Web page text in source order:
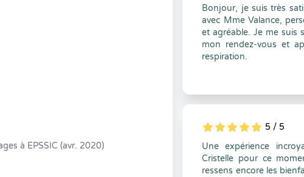
à EPSSIC (avr. 2020)
Bonjour, je suis très
avec Mme Valance,
et agréable. Je me suis
mon rendez-vous et
respiration.
5
1
5
0 5 / 5
Une expérience
Cristelle pour ce
ressens encore les